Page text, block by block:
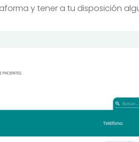
y tener a tu disposición